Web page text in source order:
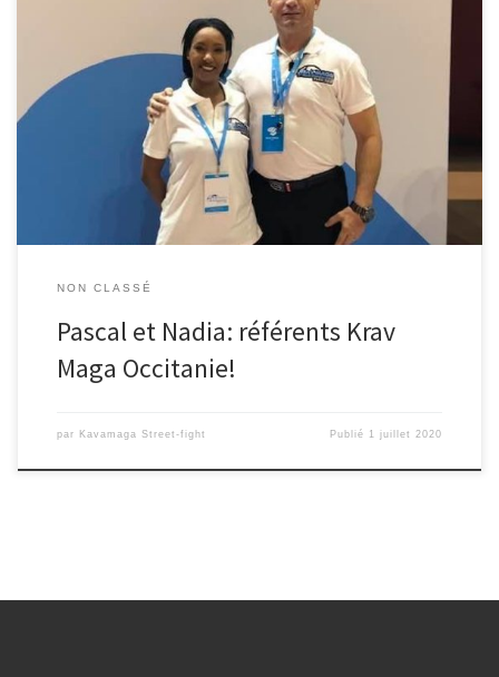
Après les élections FFKDA nous avons été élu à la commission
départementale de la ligue Pascal Malaret et Nadia Malaret
référent des clubs Krav Maga Occitanie merci de nous faire
confiance en espérant vous satisfaire sur les 4 années à venir.
NON CLASSÉ
Pascal et Nadia: référents Krav
Maga Occitanie!
par Kavamaga Street-fight Publié 1 juillet 2020